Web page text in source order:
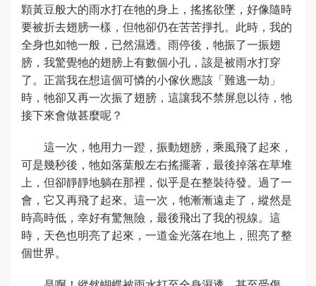
顆黃豆般大的雨水打在牠的身上，搖搖欲墜，好像隨時
要被折去翅膀一樣，但牠卻仍在苦苦掙扎。此時，我的
全身也如牠一般，已然濕透。雨停後，牠振了一振翅
膀，我驚覺牠的翅膀上有數個小孔，該是被雨水打穿
了。正當我在想這個可憐的小傢伙應該「難逃一劫」
時，牠卻又再一次振了翅膀，這讓我不禁屏息以待，牠
接下來會做甚麼呢？
這一次，牠用力一蹬，振動翅膀，乘風飛了起來，
可是幾秒後，牠如落葉般左右搖擺著，最後掉落在草堆
上，但卻靜靜地躺在那裡，似乎是在整裝待發。過了一
會，它又再飛了起來。這一次，牠漸漸遠走了，縱然是
時高時低，幸好有驚無險，最後飛出了我的視線。這
時，天色也明亮了起來，一道金光落在地上，照亮了整
個世界。